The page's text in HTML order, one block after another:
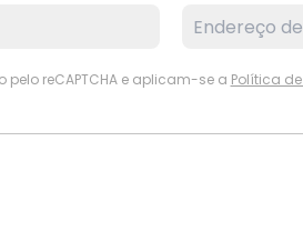
pelo reCAPTCHA e aplicam-se a Política